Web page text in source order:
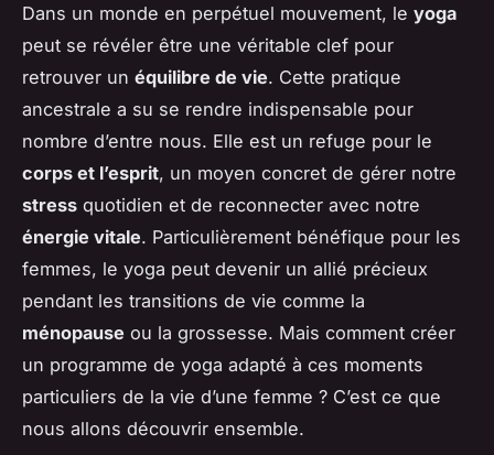
Dans un monde en perpétuel mouvement, le yoga
peut se révéler être une véritable clef pour
retrouver un équilibre de vie. Cette pratique
ancestrale a su se rendre indispensable pour
nombre d’entre nous. Elle est un refuge pour le
corps et l’esprit, un moyen concret de gérer notre
stress quotidien et de reconnecter avec notre
énergie vitale. Particulièrement bénéfique pour les
femmes, le yoga peut devenir un allié précieux
pendant les transitions de vie comme la
ménopause ou la grossesse. Mais comment créer
un programme de yoga adapté à ces moments
particuliers de la vie d’une femme ? C’est ce que
nous allons découvrir ensemble.